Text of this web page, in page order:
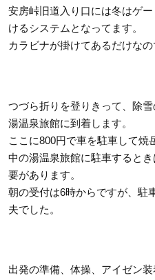
安房峠旧道入り口には冬はゲ
けるシステムとなってます。
カラビナが掛けてあるだけな
つづら折りを登りきって、除
湯温泉旅館に到着します。
ここに800円で車を駐車して焼
中の湯温泉旅館に駐車すると
要があります。
朝の受付は6時からですが、駐
夫でした。
出発の準備、体操、アイゼン